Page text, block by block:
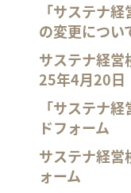
「サステナ
の変更につい
サステナ経
25年4月20日
「サステナ
ドフォーム
サステナ経営
ォーム